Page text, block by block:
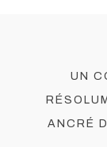
Un
ancré